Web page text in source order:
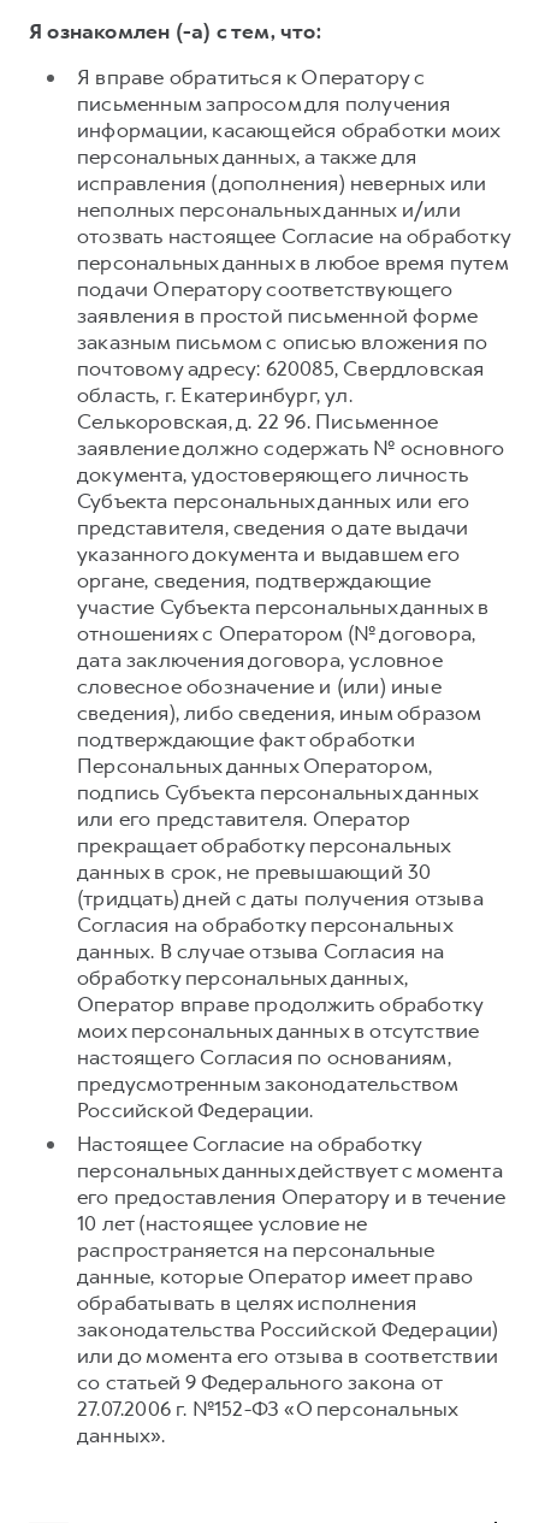
Я ознакомлен (-а) с тем, что:
Я вправе обратиться к Оператору с
письменным запросом для получения
информации, касающейся обработки моих
персональных данных, а также для
исправления (дополнения) неверных или
неполных персональных данных и/или
отозвать настоящее Согласие на обработку
персональных данных в любое время путем
подачи Оператору соответствующего
заявления в простой письменной форме
заказным письмом с описью вложения по
почтовому адресу: 620085, Свердловская
область, г. Екатеринбург, ул.
Селькоровская, д. 22 96. Письменное
заявление должно содержать № основного
документа, удостоверяющего личность
Субъекта персональных данных или его
представителя, сведения о дате выдачи
указанного документа и выдавшем его
органе, сведения, подтверждающие
участие Субъекта персональных данных в
отношениях с Оператором (№ договора,
дата заключения договора, условное
словесное обозначение и (или) иные
сведения), либо сведения, иным образом
подтверждающие факт обработки
Персональных данных Оператором,
подпись Субъекта персональных данных
или его представителя. Оператор
прекращает обработку персональных
данных в срок, не превышающий 30
(тридцать) дней с даты получения отзыва
Согласия на обработку персональных
данных. В случае отзыва Согласия на
обработку персональных данных,
Оператор вправе продолжить обработку
моих персональных данных в отсутствие
настоящего Согласия по основаниям,
предусмотренным законодательством
Российской Федерации.
Настоящее Согласие на обработку
персональных данных действует с момента
его предоставления Оператору и в течение
10 лет (настоящее условие не
распространяется на персональные
данные, которые Оператор имеет право
обрабатывать в целях исполнения
законодательства Российской Федерации)
или до момента его отзыва в соответствии
со статьей 9 Федерального закона от
27.07.2006 г. №152-ФЗ «О персональных
данных».